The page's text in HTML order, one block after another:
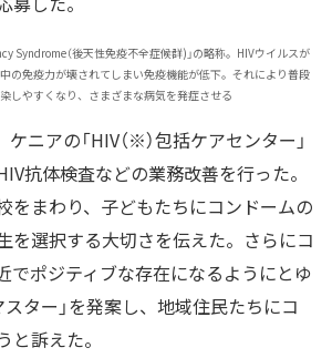
Syndrome（後天性免疫不全症候群)」の略称。HIVウイルスが
の免疫力が壊されてしまい免疫機能が低下。それにより普段
しやすくなり、さまざまな病気を発症させる
ニアの「HIV（※）包括ケアセンター」
抗体検査などの業務改善を行った。
をまわり、子どもたちにコンドームの
を選択する大切さを伝えた。さらにコ
でポジティブな存在になるようにとゆ
スター」を発案し、地域住民たちにコ
と訴えた。